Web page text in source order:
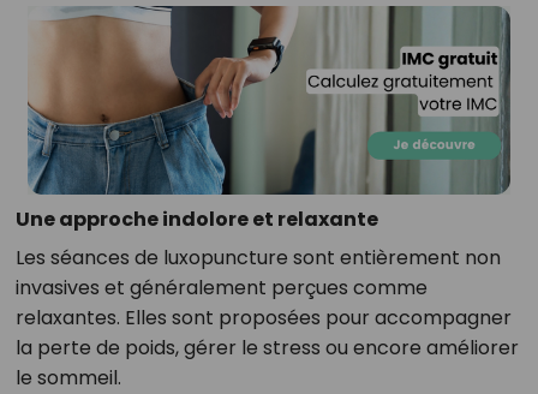
Une approche indolore et relaxante
Les séances de luxopuncture sont entièrement non
invasives et généralement perçues comme
relaxantes. Elles sont proposées pour accompagner
la perte de poids, gérer le stress ou encore améliorer
le sommeil.